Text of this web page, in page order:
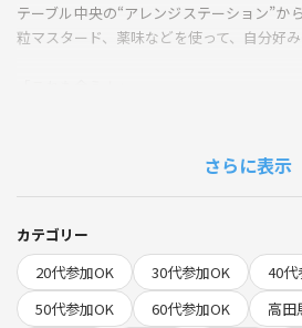
テーブル中央の“アレンジステーション”か
粒マスタード、薬味などを使って、自分好
難しい作業はなく、完成したものから気軽
🍽予定メニュー
さらに表示
カテゴリー
20代参加OK
30代参加OK
40代
50代参加OK
60代参加OK 高田